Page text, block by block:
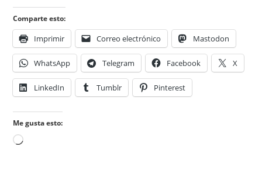
Comparte esto:
Imprimir Correo electrónico Mastodon
WhatsApp Telegram Facebook X
LinkedIn Tumblr Pinterest
Me gusta esto:
Cargando...